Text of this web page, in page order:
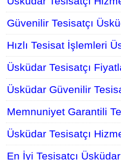
Güvenilir Tesisatçı
Hızlı Tesisat İşlemleri
Üsküdar Tesisatçı
Üsküdar Güvenilir
Memnuniyet Garantili
Üsküdar Tesisatçı
En İyi Tesisatçı Üsküdar